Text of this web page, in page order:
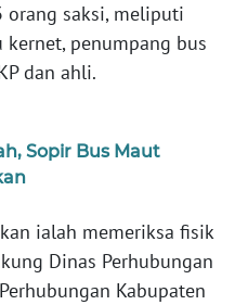
orang saksi, meliputi
penumpang bus
dan ahli.
Sopir Bus Maut
ialah memeriksa fisik
Dinas Perhubungan
Kabupaten